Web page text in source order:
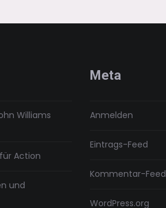
Williams
Action
und
Meta
Anmelden
Eintrags-Feed
Kommentar-Feed
WordPress.org